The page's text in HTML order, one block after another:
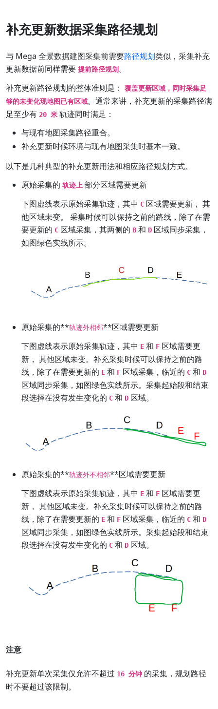
补充更新数据采集路径规划
与 Mega 全景数据建图采集前需要路径规划类似，采集补充
更新数据前同样需要 提前路径规划。
补充更新路径规划的整体准则是：
覆盖更新区域，同时采集足
够的未变化现地图已有区域。通常来讲，补充更新的采集路径满
足至少有 20 米 轨迹同时满足：
与现有地图采集路径重合。
补充更新时候环境与现有地图采集时基本一致。
以下是几种典型的补充更新用法和相应路径规划方式。
原始采集的 轨迹上 部分区域需要更新
下图虚线表示原始采集轨迹，其中 C 区域需要更新， 其
他区域未变。 采集时候可以保持之前的路线，除了在需
要更新的 C 区域采集，其两侧的 B 和 D 区域同步采集，
如图绿色实线所示。
原始采集的**轨迹外相邻**区域需要更新
下图虚线表示原始采集轨迹，其中 E 和 F 区域需要更
新， 其他区域未变。补充采集时候可以保持之前的路
线，除了在需要更新的 E 和 F 区域采集，临近的 C 和 D
区域同步采集，如图绿色实线所示。采集起始段和结束
段选择在没有发生变化的 C 和 D 区域。
原始采集的**轨迹外不相邻**区域需要更新
下图虚线表示原始采集轨迹，其中 E 和 F 区域需要更
新， 其他区域未变。补充采集时候可以保持之前的路
线，除了在需要更新的 E 和 F 区域采集，临近的 C 和 D
区域同步采集，如图绿色实线所示。采集起始段和结束
段选择在没有发生变化的 C 和 D 区域。
注意
补充更新单次采集仅允许不超过 16 分钟 的采集，规划路径
时不要超过该限制。